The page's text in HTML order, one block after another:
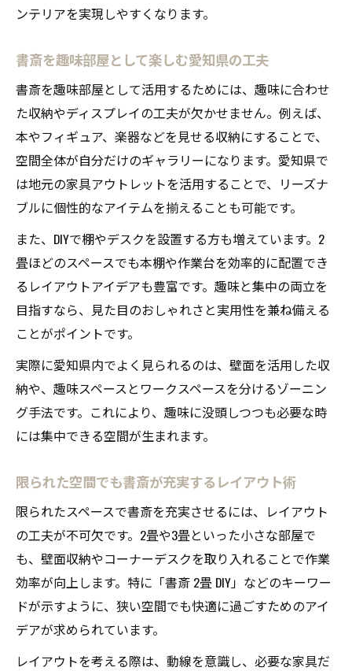
趣味部屋兼用の書斎で毎日が充実する理由
快適な書斎レイアウトを実現するポイント
書斎レイアウトで趣味も集中も叶える方法
書斎空間を快適に使うレイアウト工夫集
書斎インテリアと家具配置の最適な考え方
趣味や仕事に最適な書斎レイアウトの秘訣
ンテリアを実現しやすくなります。
書斎を趣味部屋として楽しむ愛知県の工夫
書斎を趣味部屋として活用するためには、趣味に合わせ
た収納やディスプレイの工夫が欠かせません。例えば、
本やフィギュア、楽器などを見せる収納にすることで、
空間全体が自分だけのギャラリーになります。愛知県で
は地元の家具アウトレットを活用することで、リーズナ
ブルに個性的なアイテムを揃えることも可能です。
また、DIYで棚やデスクを設置する方も増えています。2
畳ほどのスペースでも本棚や作業台を効率的に配置でき
るレイアウトアイデアも豊富です。趣味と集中の両立を
目指すなら、見た目のおしゃれさと実用性を兼ね備える
ことがポイントです。
実際に愛知県内でよく見られるのは、壁面を活用した収
納や、趣味スペースとワークスペースを分けるゾーニン
グ手法です。これにより、趣味に没頭しつつも必要な時
には集中できる空間が生まれます。
限られた空間でも書斎が充実するレイアウト術
限られたスペースで書斎を充実させるには、レイアウト
の工夫が不可欠です。2畳や3畳といった小さな部屋で
も、壁面収納やコーナーデスクを取り入れることで作業
効率が向上します。特に「書斎 2畳 DIY」などのキーワー
ドが示すように、狭い空間でも快適に過ごすためのアイ
デアが求められています。
レイアウトを考える際は、動線を意識し、必要な家具だ